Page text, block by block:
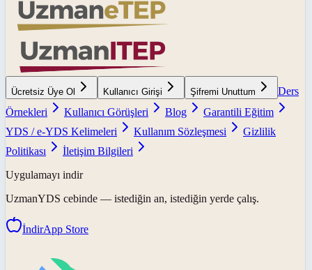
Ücretsiz Üye Ol Kullanıcı Girişi Şifremi Unuttum
Ders
Örnekleri
Kullanıcı Görüşleri Blog
Garantili Eğitim
YDS / e-YDS Kelimeleri
Kullanım Sözleşmesi
Gizlilik
Politikası
İletişim Bilgileri
Uygulamayı indir
UzmanYDS cebinde — istediğin an, istediğin yerde çalış.
İndirApp Store